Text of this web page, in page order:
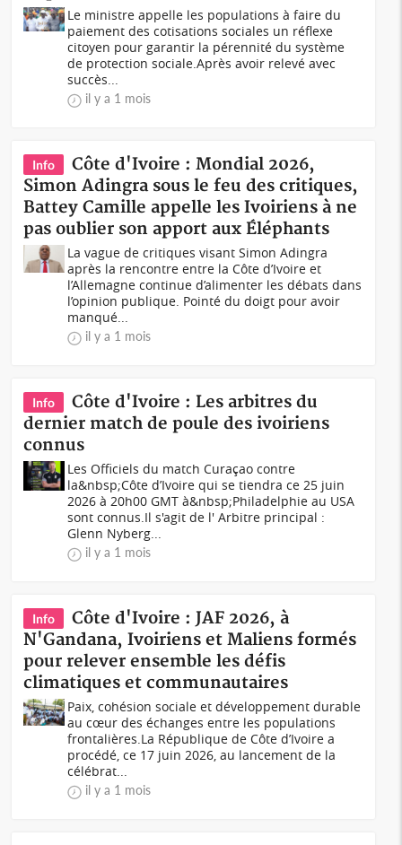
Le ministre appelle les populations à faire du
paiement des cotisations sociales un réflexe
citoyen pour garantir la pérennité du système
de protection sociale.Après avoir relevé avec
succès...
il y a 1 mois
Info
Côte d'Ivoire : Mondial 2026,
Simon Adingra sous le feu des critiques,
Battey Camille appelle les Ivoiriens à ne
pas oublier son apport aux Éléphants
La vague de critiques visant Simon Adingra
après la rencontre entre la Côte d’Ivoire et
l’Allemagne continue d’alimenter les débats dans
l’opinion publique. Pointé du doigt pour avoir
manqué...
il y a 1 mois
Info
Côte d'Ivoire : Les arbitres du
dernier match de poule des ivoiriens
connus
Les Officiels du match Curaçao contre
la&nbsp;Côte d’Ivoire qui se tiendra ce 25 juin
2026 à 20h00 GMT à&nbsp;Philadelphie au USA
sont connus.Il s'agit de l' Arbitre principal :
Glenn Nyberg...
il y a 1 mois
Info
Côte d'Ivoire : JAF 2026, à
N'Gandana, Ivoiriens et Maliens formés
pour relever ensemble les défis
climatiques et communautaires
Paix, cohésion sociale et développement durable
au cœur des échanges entre les populations
frontalières.La République de Côte d’Ivoire a
procédé, ce 17 juin 2026, au lancement de la
célébrat...
il y a 1 mois